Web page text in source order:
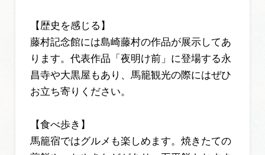
【歴史を感じる】
藤村記念館には島崎藤村の作品が展示してあ
ります。代表作品「夜明け前」に登場する永
昌寺や大黒屋もあり、馬籠観光の際にはぜひ
お立ち寄りください。
【食べ歩き】
馬籠宿ではグルメも楽しめます。焼きたての